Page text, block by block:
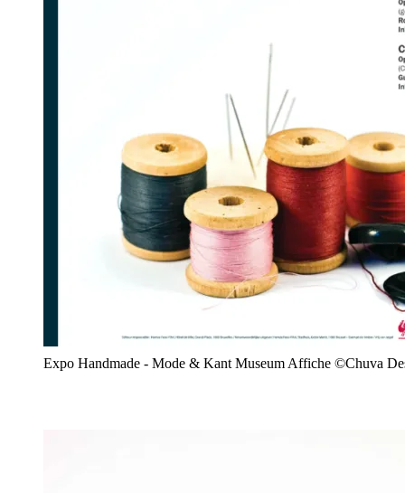
Expo Handmade - Mode & Kant Museum Affiche ©Chuva